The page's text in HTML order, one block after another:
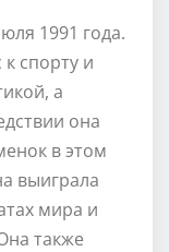
1991 года.
спорту и
а
она
в этом
выиграла
мира и
также